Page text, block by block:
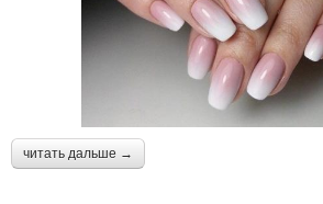
читать дальше →